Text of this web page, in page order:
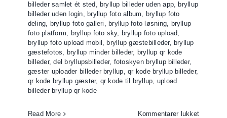
billeder samlet ét sted , bryllup billeder uden app, bryllup
billeder uden login, bryllup foto album, bryllup foto
deling, bryllup foto galleri , bryllup foto løsning, bryllup
foto platform, bryllup foto sky, bryllup foto upload,
bryllup foto upload mobil , bryllup gæstebilleder, bryllup
gæstefotos, bryllup minder billeder, bryllup qr kode
billeder,del bryllupsbilleder, fotoskyen bryllup billeder,
gæster uploader billeder bryllup,qr kode bryllup billeder,
qr kode bryllup gæster, qr kode til bryllup, upload
billeder bryllup qr kode
Read More Kommentarer lukkettil